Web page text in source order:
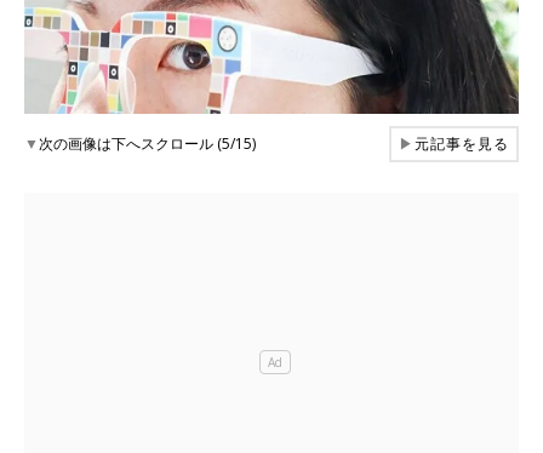
▼次の画像は下へスクロール (5/15) ▶元記事を見る